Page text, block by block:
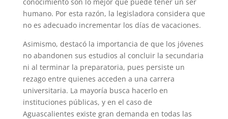
humano. Por esta razón, la legisladora considera que
no es adecuado incrementar los días de vacaciones.
Asimismo, destacó la importancia de que los jóvenes
no abandonen sus estudios al concluir la secundaria
ni al terminar la preparatoria, pues persiste un
rezago entre quienes acceden a una carrera
universitaria. La mayoría busca hacerlo en
instituciones públicas, y en el caso de
Aguascalientes existe gran demanda en todas las